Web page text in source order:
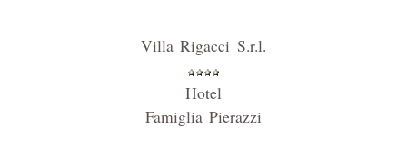
Villa Rigacci S.r.l.
Hotel
Famiglia Pierazzi